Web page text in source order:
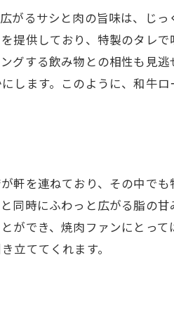
沢な時間
ロースの魅力
のひととき
別な瞬間
に引き出すタレ
レと炭火焼
福のロース
がるサシと肉の旨味は、じ
提供しており、特製のタレ
グする飲み物との相性も見
します。このように、和牛
軒を連ねており、その中で
同時にふわっと広がる脂の
ができ、焼肉ファンにとっ
立ててくれます。